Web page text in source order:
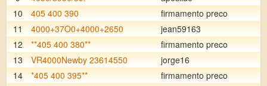
10
405 400 390
firmamento preco
11
4000+37O0+4000+2650
jean59163
12
**405 400 380**
firmamento preco
13
VR4000Newby 23614550
jorge16
14
*405 400 395**
firmamento preco